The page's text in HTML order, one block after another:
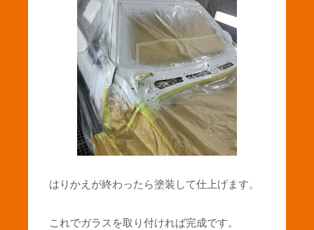
はりかえが終わったら塗装して仕上げます。
これでガラスを取り付ければ完成です。